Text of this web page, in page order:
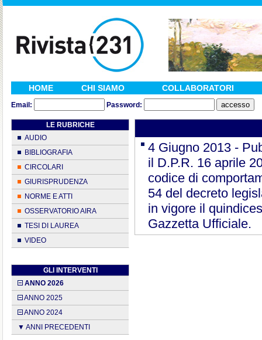
HOME CHI SIAMO COLLABORATORI
Email: Password:
LE RUBRICHE
AUDIO
BIBLIOGRAFIA
CIRCOLARI
GIURISPRUDENZA
NORME E ATTI
OSSERVATORIO AIRA
TESI DI LAUREA
VIDEO
GLI INTERVENTI
ANNO 2026
ANNO 2025
ANNO 2024
▼ ANNI PRECEDENTI
4 Giugno 2013 -
il D.P.R. 16 aprile
codice di
54 del decreto
in vigore il
Gazzetta Ufficiale.